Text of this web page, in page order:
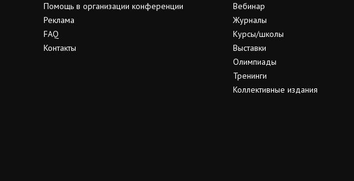
Помощь в организации конференции
Реклама
FAQ
Контакты
Вебинар
Журналы
Курсы/школы
Выставки
Олимпиады
Тренинги
Коллективные издания